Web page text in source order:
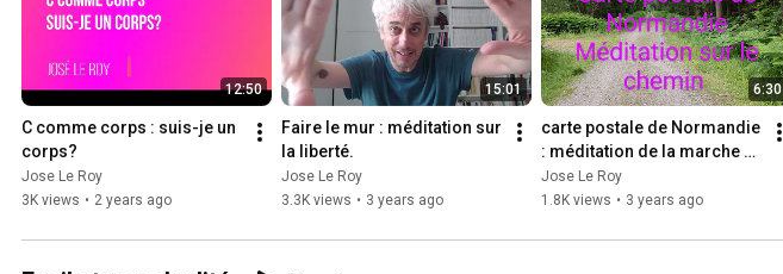
12:50
C comme corps : suis-je un
corps?
Jose Le Roy
3K views • 2 years ago
15:01
Faire le mur : méditation sur
la liberté.
Jose Le Roy
3.3K views • 3 years ago
6:30
carte postale de Normandie
: méditation de la marche
sans tête
Jose Le Roy
1.8K views • 3 years ago